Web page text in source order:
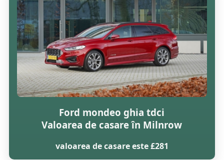
Ford mondeo ghia tdci
Valoarea de casare în Milnrow
valoarea de casare este £281